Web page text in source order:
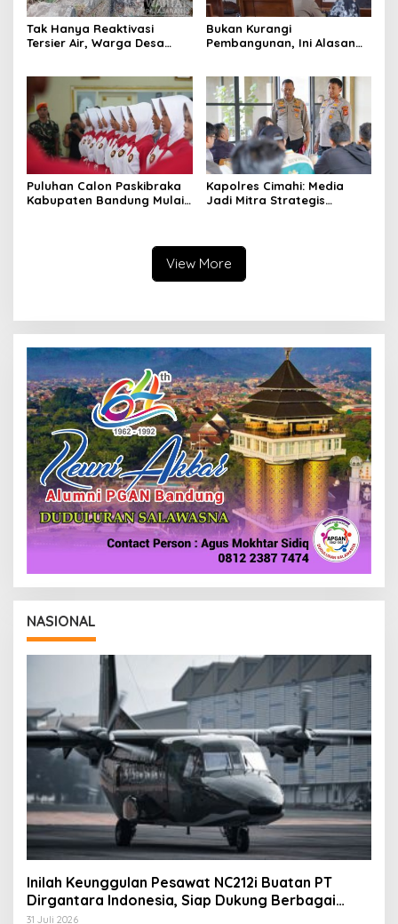
Tak Hanya Reaktivasi
Tersier Air, Warga Desa
Bukan Kurangi
Pembangunan, Ini Alasan
Daerah
Puluhan Calon Paskibraka
Kabupaten Bandung Mulai
Kapolres Cimahi: Media
Jadi Mitra Strategis
View More
NASIONAL
Inilah Keunggulan Pesawat NC212i Buatan PT
Dirgantara Indonesia, Siap Dukung Berbagai
Operasi TNI
31 Juli 2026